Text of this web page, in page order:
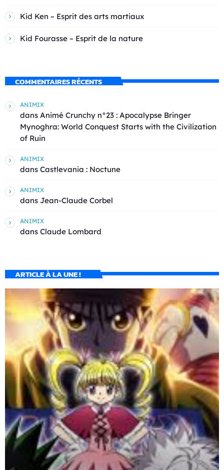
Kid Ken – Esprit des arts martiaux
Kid Fourasse – Esprit de la nature
COMMENTAIRES RÉCENTS
ANIMIX
dans Animé Crunchy n°23 : Apocalypse Bringer
Mynoghra: World Conquest Starts with the Civilization
of Ruin
ANIMIX
dans Castlevania : Noctune
ANIMIX
dans Jean-Claude Corbel
ANIMIX
dans Claude Lombard
ARTICLE À LA UNE !